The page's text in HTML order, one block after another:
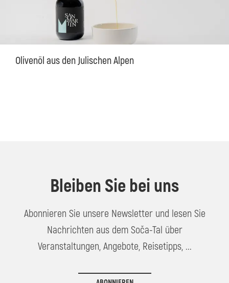
Olivenöl aus den Julischen Alpen
Bleiben Sie bei uns
Abonnieren Sie unsere Newsletter und lesen Sie
Nachrichten aus dem Soča-Tal über
Veranstaltungen, Angebote, Reisetipps, ...